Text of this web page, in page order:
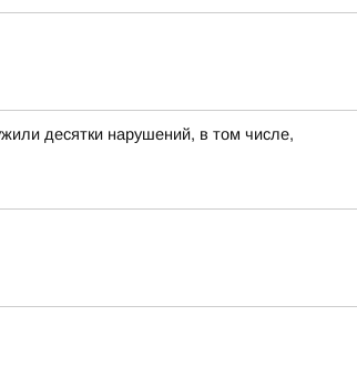
десятки нарушений, в том числе,